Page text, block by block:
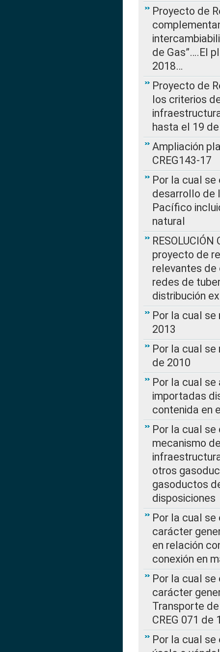
Proyecto de
de Gas”….El
2018…
Proyecto de
los criterios
hasta el 19
Ampliación
CREG143-17
Por la cual
desarrollo de
Pacífico
natural
proyecto de
relevantes de
redes de
distribución
Por la cual se
2013
Por la cual se
de 2010
Por la cual
importadas
contenida en
Por la cual se
mecanismo
otros
gasoductos
disposiciones
Por la cual
carácter
en relación
conexión en
Por la cual
carácter
Transporte
CREG 071 de
Por la cual